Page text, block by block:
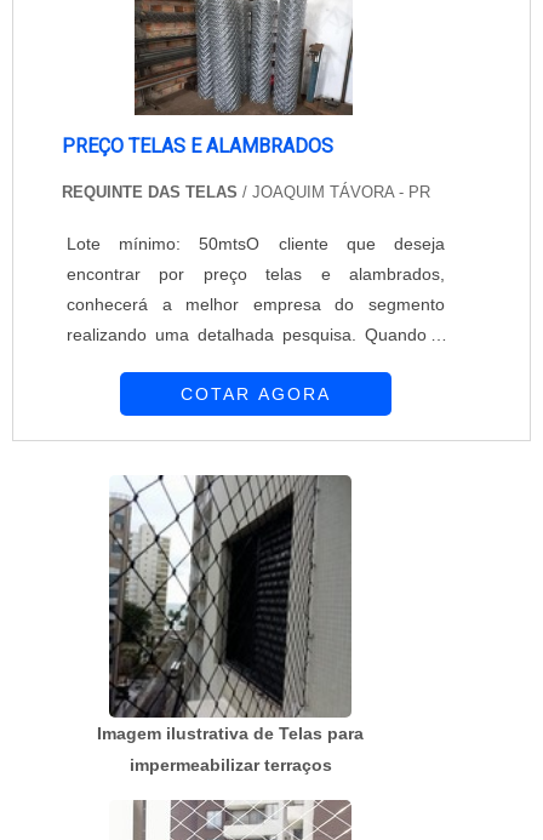
materiais, além de evitar prejuízos com subst...
PREÇO TELAS E ALAMBRADOS
REQUINTE DAS TELAS / JOAQUIM TÁVORA - PR
Lote mínimo: 50mtsO cliente que deseja
encontrar por preço telas e alambrados,
conhecerá a melhor empresa do segmento
realizando uma detalhada pesquisa. Quando o
melhor mão de obra da Requinte das Telas
de cada cliente.MAIS SOBRE PREÇO TELAS E
ALAMBRADOSHá muitas maneiras eficientes de
demonstrar competência e ex...
COTAR AGORA
Imagem ilustrativa de Telas para
impermeabilizar terraços